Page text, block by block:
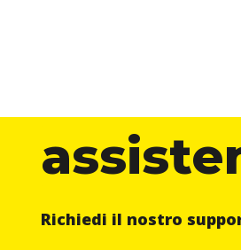
Richiedi il nostro